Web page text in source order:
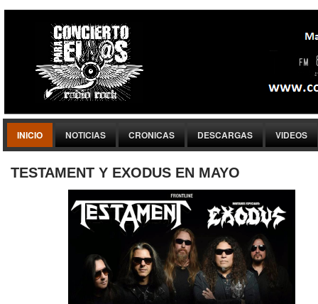
INICIO NOTICIAS CRONICAS DESCARGAS VIDEOS
TESTAMENT Y EXODUS EN MAYO